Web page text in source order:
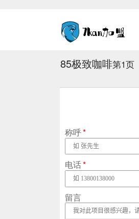
85极致咖啡第1页
称呼*
电话*
留言